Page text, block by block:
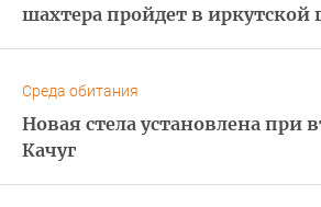
шахтера пройдет в иркутской
Среда обитания
Новая стела установлена при
Качуг